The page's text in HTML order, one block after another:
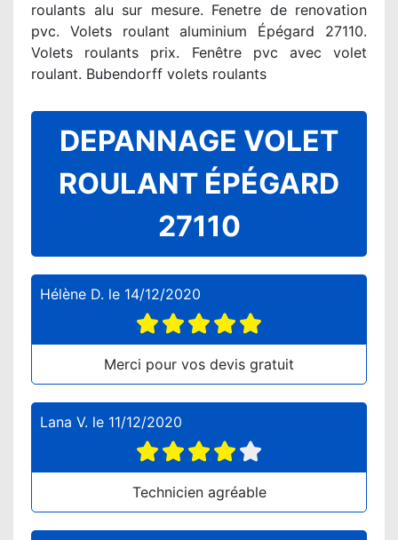
roulants alu sur mesure. Fenetre de renovation
pvc. Volets roulant aluminium Épégard 27110.
Volets roulants prix. Fenêtre pvc avec volet
roulant. Bubendorff volets roulants
DEPANNAGE VOLET
ROULANT ÉPÉGARD
27110
Hélène D. le 14/12/2020
Merci pour vos devis gratuit
Lana V. le 11/12/2020
Technicien agréable